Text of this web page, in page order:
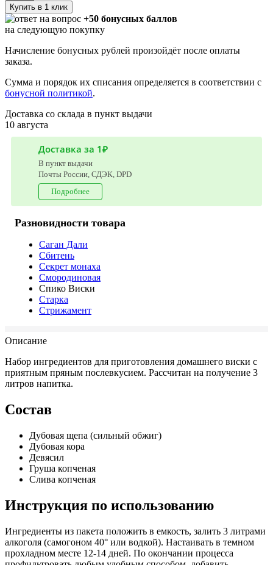
Купить в 1 клик
+50 бонусных баллов
на следующую покупку
Начисление бонусных рублей произойдёт после оплаты
заказа.
Сумма и порядок их списания определяется в соответствии с
бонусной политикой.
Доставка со склада в пункт выдачи
10 августа
Доставка за 1₽
В пункт выдачи
Почты России, СДЭК, DPD
Подробнее
Разновидности товара
Саган Дали
Сбитень
Секрет монаха
Смородиновая
Спико Виски
Старка
Стрижамент
Описание
Набор ингредиентов для приготовления домашнего виски с
приятным пряным послевкусием. Рассчитан на получение 3
литров напитка.
Состав
Дубовая щепа (сильный обжиг)
Дубовая кора
Девясил
Груша копченая
Слива копченая
Инструкция по использованию
Ингредиенты из пакета положить в емкость, залить 3 литрами
алкоголя (самогоном 40° или водкой). Настаивать в темном
прохладном месте 12-14 дней. По окончании процесса